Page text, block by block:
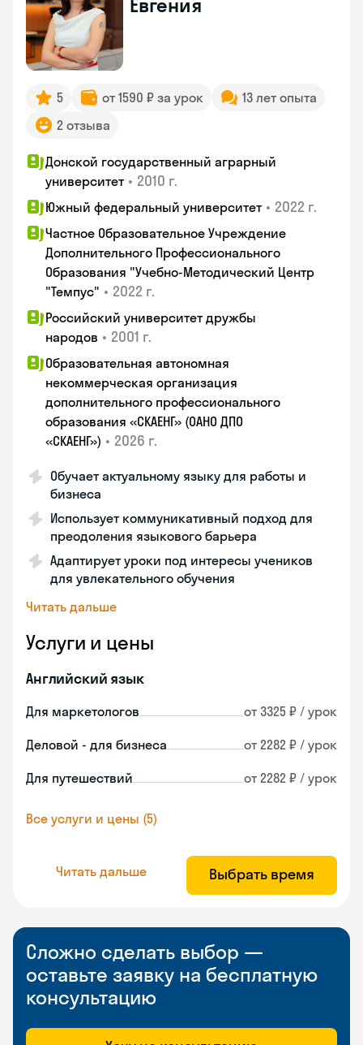
Евгения
5 от 1590 ₽ за урок
13 лет опыта
2 отзыва
Донской государственный аграрный
университет • 2010 г.
Южный федеральный университет • 2022 г.
Частное Образовательное Учреждение
Дополнительного Профессионального
Образования "Учебно-Методический Центр
"Темпус" • 2022 г.
Российский университет дружбы
народов • 2001 г.
Образовательная автономная
некоммерческая организация
дополнительного профессионального
образования «СКАЕНГ» (ОАНО ДПО
«СКАЕНГ») • 2026 г.
Обучает актуальному языку для работы и
бизнеса
Использует коммуникативный подход для
преодоления языкового барьера
Адаптирует уроки под интересы учеников
для увлекательного обучения
Читать дальше
Услуги и цены
Английский язык
Для маркетологов от 3325 ₽ / урок
Деловой - для бизнеса от 2282 ₽ / урок
Для путешествий от 2282 ₽ / урок
Все услуги и цены (5)
Читать дальше Выбрать время
Сложно сделать выбор —
оставьте заявку на бесплатную
консультацию